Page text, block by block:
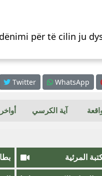
për të cilin ju
Twitter WhatsApp
آية الكرسي
المرئية